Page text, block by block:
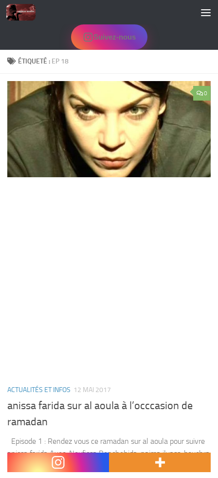
Skip to content
Suivez-nous
ÉTIQUETÉ : EP 18
0
ACTUALITÉS ET INFOS 12 MAI 2017
anissa farida sur al aoula à l’occcasion de
ramadan
Episode 1 : Rendez vous ce ramadan sur al aoula pour suivre
anissa farida Avec :Noufissa Benchehida, naima ilyass, bouchra
ahrich ,fatima ouchay,et d’autres